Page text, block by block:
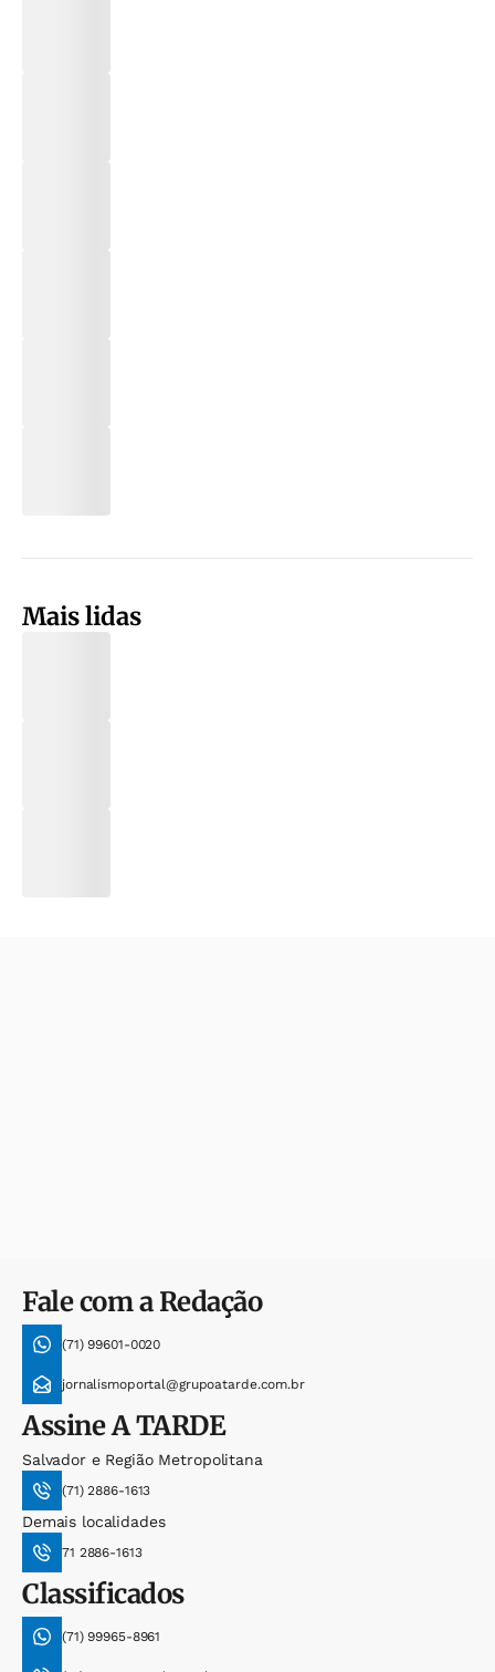
Mais lidas
Fale com a Redação
(71) 99601-0020
jornalismoportal@grupoatarde.com.br
AssineA TARDE
Salvador e Região Metropolitana
(71) 2886-1613
Demais localidades
71 2886-1613
Classificados
(71) 99965-8961